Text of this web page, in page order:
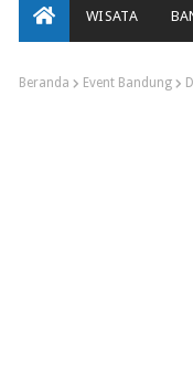
WISATA
Beranda Event Bandung